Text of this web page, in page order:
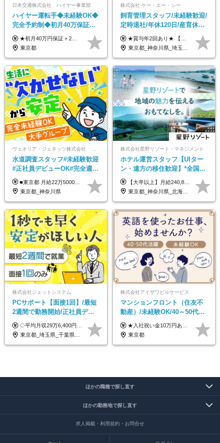
日本交通株式会社 ハイヤー事業部
ハイヤー運転手◆未経験OK◆
完全予約制◆初月40万保証◆
平均年収600万◆約4ヶ月研修
あり◆運転は1日4hほど
★初月40万円保証＋2～6ヶ月目35万円保証 ★平均年収600万円 月給236,000円（一律手当含む）＋運転手当（運転した時間に応じて支給）＋残業代＋賞与年2回 ※基礎研修期間（10日間）は日給1万円を支給します ※試用期間中（3ヶ月）の給与・待遇に差異はありません ※残業代は全額支給します
東京都
株式会社 ケー・エー・シー
飼育管理スタッフ/未経験歓迎/
定時退社/年休120日/産育休実
績あり/連休取得OK/賞与年2
回/急募求人
★賞与年2回あり★ 【未経験の方】月給20万7,750円～＋賞与年2回＋残業代全額支給＋交通費支給 【生物系大卒の方】月給21万3,750円～＋賞与年2回＋残業代全額支給＋交通費支給 ★手当が充実★ ・資格手当（実験動物技術者2級：月3,000円、1級：月7,000円） ・家族手当 ・住宅費用補助（転居を伴う転勤の場合：最大5年間支給） ・残業代全額支給 ※入社5年目程度で賞与4.6ヶ月分の支給実績あり ※月給の金額は、能力やスキルを考慮して決定します ※試用期間6ヶ月あり（雇用形態・給与・待遇に差異なし）
東京都_神奈川県_埼玉県_大阪府_愛知県_茨城県_三重県_京都府_佐賀県
水道調査スタッフ#未経験歓迎
#正社員デビューOK#完全週休
2日制#年休125日#資格取得支
援有#社員数千人以上
■東京都 月給22万5000円（東京地域手当3万円含）～25万円＋残業代全額支給＋各種手当 ■神奈川県 月給19万5000円～24万円＋残業代全額支給＋各種手当 ※年齢・経験を考慮し決定 ※試用期間3ヶ月（期間中の給与・待遇に差異はありません） ◆通勤手当あり（全額支給） ◆昇給年1回、賞与年2回。世界最大級の環境企業グループならではの安定した給与体系です。
東京都_神奈川県
株式会社星野リゾート・マネジメント
ホテル運営スタッフ【UIター
ン・遠方の移住歓迎】*全国募
集*週休3日/年休161日可*未経
験OK*新規開業あり
【大卒以上】月給240,800円以上+賞与2回+各種手当 【短大・専門学校卒】月給204,400円以上+賞与2回+各種手当 【上記以外】月給187,000円以上+賞与2回+各種手当 ※経験、資格、能力等を考慮の上、決定いたします ※残業代全額支給 ※試用期間3ヶ月（条件変更なし）
東京都_神奈川県_北海道_青森県_山形県_福島県_栃木県_群馬県_山梨県_長野県_石川県_静岡県_岐阜県_京都府_広島県_島根県_山口県_高知県_長崎県_大分県_鹿児島県_沖縄県
株式会社ジェットシステム
PCサポート【面接1回】/最短
2週間で勤務開始/正社員デビ
ュー歓迎/未経験9割以上/社員
寮・住宅手当あり
◇平均月収29万6,400円(各種手当含む) ◇住宅手当⇒最大家賃の半額支給 ◇賞与年2回支給 ■月給22万5,000円以上＋地域手当＋時間外手当＋住宅手当＋家族手当 ※経験やスキルに応じて給与を決定します ※試用期間2ヶ月あり（期間内は時給1,060円以上となります） └地域により上がる可能性があり／例：東京都時給1,370円 └その他待遇に差異なし ＜モデル月収例＞ 1年目：296,400円 3年目：320,000円 【固定残業代について】 なし（残業代は、実際の労働時間に応じて別途全額支給）
東京都_埼玉県_千葉県_愛知県_北海道_群馬県_長野県_富山県_石川県_静岡県_香川県_高知県_熊本県_長崎県_沖縄県
株式会社アイザワビルサービス
マンションフロント（住友不
動産）/未経験OK/40～50代活
躍/月平均労働時間142h/賞与
年2回/TF303
★入社祝い金10万円あり！ ■月給24万5,000円＋賞与年2回(2カ月/2025年実績)＋時間外手当＋資格手当＋交通費 ※一律英会話手当（2万円）を含みます ※給与は経験・能力等を考慮して決定します ※試用期間あり（3ヵ月） 給与や福利厚生に変更はありません。 ≪昇給、賞与、および各種諸手当について≫ ◇入社お祝い金（10万円 ※3カ月精勤後支給） ◇昇給/年1回 ◇賞与/年2回(2カ月/2025年実績) ◇時間外手当 ◇資格手当 └・ビル設備管理技能士1級（1万円/月） ・ビル設備管理技能士2級（5000円/月） ・建築物環境衛生管理技術者（1万円/月） ・防火管理技能者（3000円/月） 他 ◇物件手当（最大2万円 ※物件により異なる） ◇退職金あり
東京都
ほかの職種で探し直す
ほかの勤務地で探し直す
求人掲載・利用規約・お問合せ